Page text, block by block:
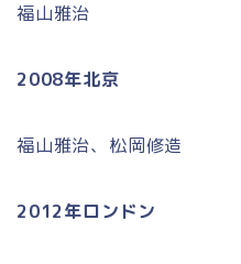
福山雅治
2008年北京
福山雅治、松岡修造
2012年ロンドン